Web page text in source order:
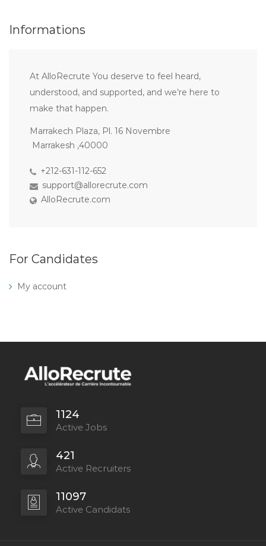
Informations
At AlloRecrute You deserve to feel heard,
understood, and supported, and we’re here to
make that happen.
Marrakech Plaza, Pl. 16 Novembre
Marrakesh ,40000
+212-631-112-652
support@allorecrute.com
AlloRecrute.com
For Candidates
My account
1124
Active Jobs
421
Active Recruiters
11097
Active Candidats